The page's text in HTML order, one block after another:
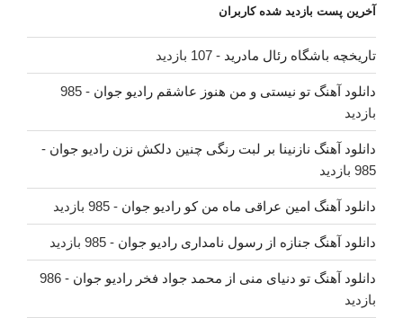
آخرین پست بازدید شده کاربران
تاریخچه باشگاه رئال مادرید - 107 بازدید
دانلود آهنگ تو نیستی و من هنوز عاشقم رادیو جوان
- 985
بازدید
دانلود آهنگ نازنینا بر لبت رنگی چنین دلکش نزن رادیو جوان -
985 بازدید
دانلود آهنگ امین عراقی ماه من کو رادیو جوان - 985 بازدید
دانلود آهنگ جنازه از رسول نامداری رادیو جوان - 985 بازدید
دانلود آهنگ تو دنیای منی از محمد جواد فخر رادیو جوان
- 986
بازدید